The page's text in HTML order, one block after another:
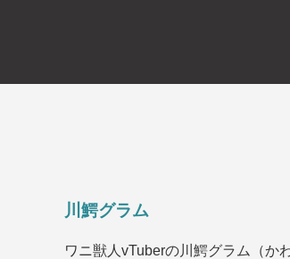
川鰐グラム
ワニ獣人vTuberの川鰐グラム（か